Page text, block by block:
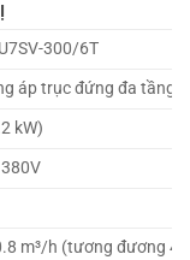
300/6T
áp trục đứng đa tầng
kW)
m³/h (tương đương